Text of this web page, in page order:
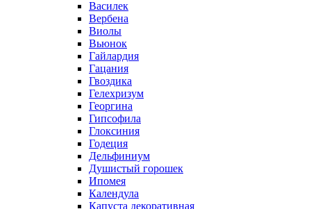
Василек
Вербена
Виолы
Вьюнок
Гайлардия
Гацания
Гвоздика
Гелехризум
Георгина
Гипсофила
Глоксиния
Годеция
Дельфиниум
Душистый горошек
Ипомея
Календула
Капуста декоративная